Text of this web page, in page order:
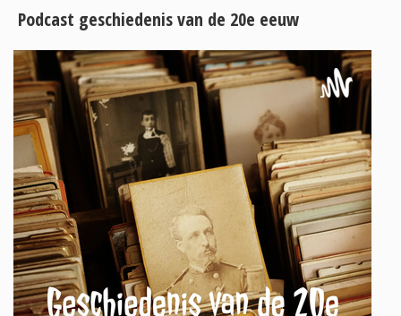
Podcast geschiedenis van de 20e eeuw